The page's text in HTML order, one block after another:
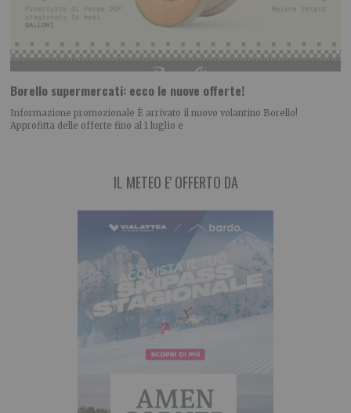
Borello supermercati: ecco le nuove offerte!
Informazione promozionale È arrivato il nuovo volantino Borello!
Approfitta delle offerte fino al 1 luglio e
IL METEO E' OFFERTO DA